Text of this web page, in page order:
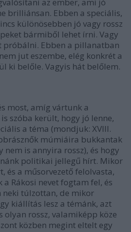
az ember, ami jó
brilliánsan. Ebben a speciális,
különösebben jó vagy rossz
bármiből lehet írni. Vagy
próbálni. Ebben a pillanatban
jut eszembe, elég konkrét a
ki belőle. Vagyis hát belőlem.
most, amíg vártunk a
szóba került, hogy jó lenne,
a téma (mondjuk: XVIII.
múmiáira bukkantak
nem is annyira rossz), és hogy
politikai jellegű hírt. Mikor
és a műsorvezető felolvasta,
Rákosi nevet fogtam fel, és
túlzottan, de mikor
kiállítás lesz a témánk, azt
olyan rossz, valamiképp köze
közben megint eltelt egy